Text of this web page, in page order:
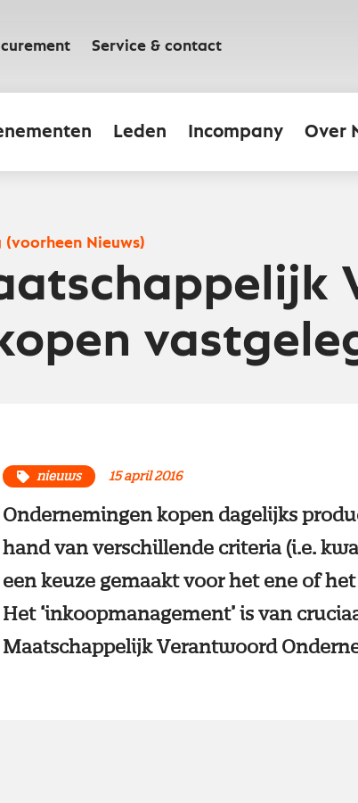
Service & contact
Leden Incompany Over
(voorheen Nieuws)
nieuws 15 april 2016
Ondernemingen kopen dagelijks
hand van verschillende criteria (i.e.
een keuze gemaakt voor het ene of
Het ‘inkoopmanagement’ is van
Maatschappelijk Verantwoord